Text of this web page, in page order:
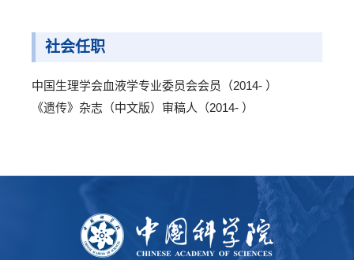
社会任职
中国生理学会血液学专业委员会会员（2014- ）
《遗传》杂志（中文版）审稿人（2014- ）